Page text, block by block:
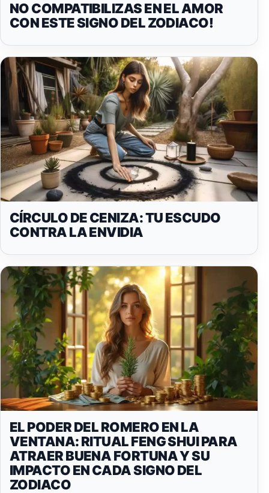
NO COMPATIBILIZAS EN EL AMOR
CON ESTE SIGNO DEL ZODIACO!
CÍRCULO DE CENIZA: TU ESCUDO
CONTRA LA ENVIDIA
EL PODER DEL ROMERO EN LA
VENTANA: RITUAL FENG SHUI PARA
ATRAER BUENA FORTUNA Y SU
IMPACTO EN CADA SIGNO DEL
ZODIACO